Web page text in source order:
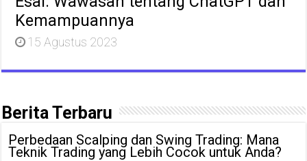
Kemampuannya
15 Agustus 2023
Berita Terbaru
Perbedaan Scalping dan Swing Trading: Mana
Teknik Trading yang Lebih Cocok untuk Anda?